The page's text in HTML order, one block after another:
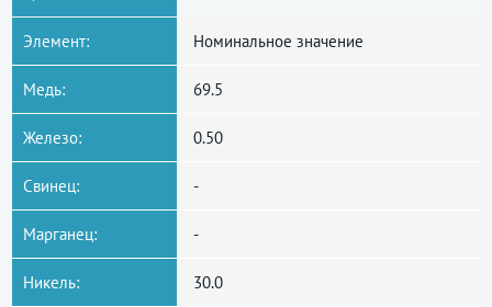
Элемент: Номинальное значение
Медь: 69.5
Железо: 0.50
Свинец: -
Марганец: -
Никель: 30.0